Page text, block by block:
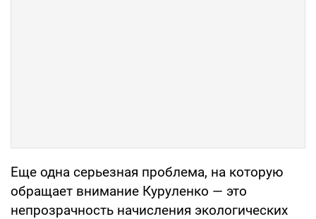
Еще одна серьезная проблема, на которую
обращает внимание Куруленко — это
непрозрачность начисления экологических